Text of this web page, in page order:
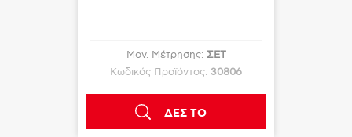
Μον. Μέτρησης: ΣΕΤ
Κωδικός Προϊόντος: 30806
ΔΕΣ ΤΟ